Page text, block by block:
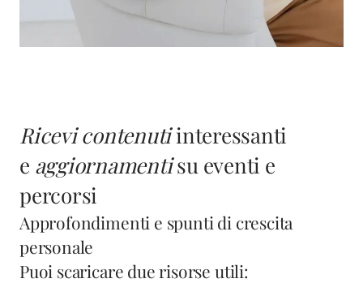
Ricevi contenutiinteressanti
e aggiornamentisu eventi e
percorsi
Approfondimenti e spunti di crescita
personale
Puoi scaricare due risorse utili: